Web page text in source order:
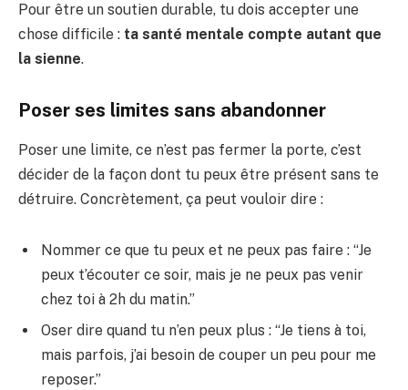
Pour être un soutien durable, tu dois accepter une
chose difficile : ta santé mentale compte autant que
la sienne.
Poser ses limites sans abandonner
Poser une limite, ce n’est pas fermer la porte, c’est
décider de la façon dont tu peux être présent sans te
détruire. Concrètement, ça peut vouloir dire :
Nommer ce que tu peux et ne peux pas faire : “Je
peux t’écouter ce soir, mais je ne peux pas venir
chez toi à 2h du matin.”
Oser dire quand tu n’en peux plus : “Je tiens à toi,
mais parfois, j’ai besoin de couper un peu pour me
reposer.”